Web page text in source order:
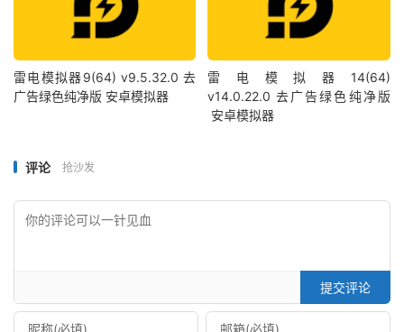
雷电模拟器9(64) v9.5.32.0 去
广告绿色纯净版 安卓模拟器
雷电模拟器14(64)
v14.0.22.0 去广告绿色纯净版
安卓模拟器
评论 抢沙发
提交评论